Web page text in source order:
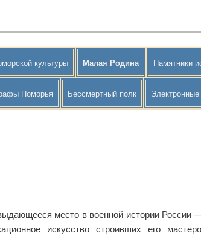
культуры Малая Родина Памятники
Поморья Бессмертный полк
место в военной истории России
искусство строивших его